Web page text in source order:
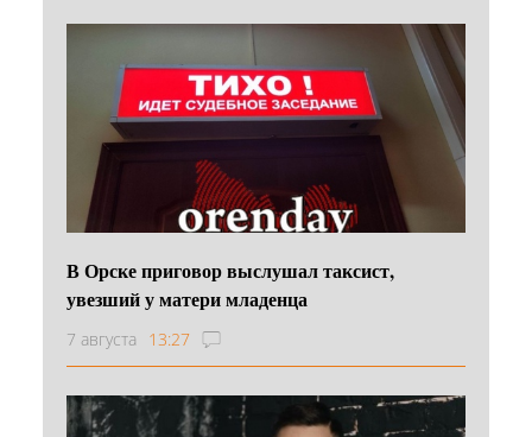
В Орске приговор выслушал таксист,
увезший у матери младенца
7 августа 13:27